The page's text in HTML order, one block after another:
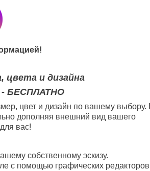
цвета и дизайна
- БЕСПЛАТНО
цвет и дизайн по вашему
дополняя внешний вид вашего
вас!
собственному эскизу.
с помощью графических